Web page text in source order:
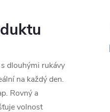
dlouhými rukávy
na každý den.
Rovný a
volnost